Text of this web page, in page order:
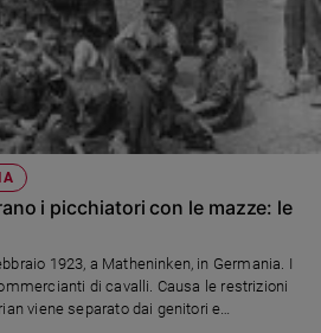
i picchiatori con le mazze: le
1923, a Matheninken, in Germania. I
di cavalli. Causa le restrizioni
viene separato dai genitori e